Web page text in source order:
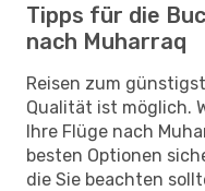
Tipps für die
nach Muharraq
Reisen zum
Qualität ist möglich.
Ihre Flüge nach
besten Optionen
die Sie beachten